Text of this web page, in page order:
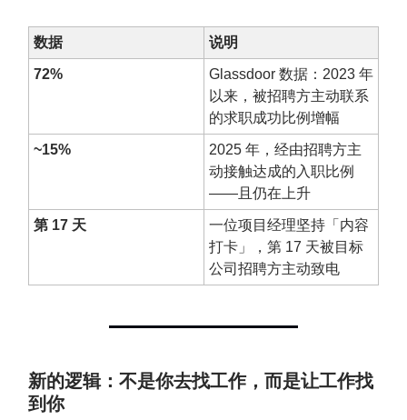
数据 说明
72%
Glassdoor 数据：2023 年
以来，被招聘方主动联系
的求职成功比例增幅
~15%
2025 年，经由招聘方主
动接触达成的入职比例
——且仍在上升
第 17 天
一位项目经理坚持「内容
打卡」，第 17 天被目标
公司招聘方主动致电
新的逻辑：不是你去找工作，而是让工作找
到你